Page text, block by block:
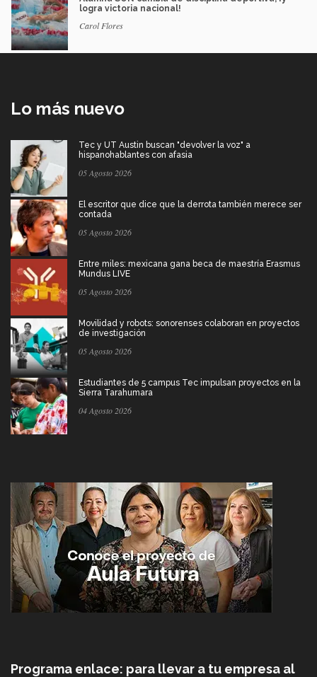
logra victoria nacional!
Carol Flores
Lo más nuevo
Tec y UT Austin buscan "devolver la voz" a
hispanohablantes con afasia
05 Agosto 2026
El escritor que dice que la derrota también merece ser
contada
05 Agosto 2026
Entre miles: mexicana gana beca de maestría Erasmus
Mundus LIVE
05 Agosto 2026
Movilidad y robots: sonorenses colaboran en proyectos
de investigación
05 Agosto 2026
Estudiantes de 5 campus Tec impulsan proyectos en la
Sierra Tarahumara
04 Agosto 2026
Programa enlace: para llevar a tu empresa al